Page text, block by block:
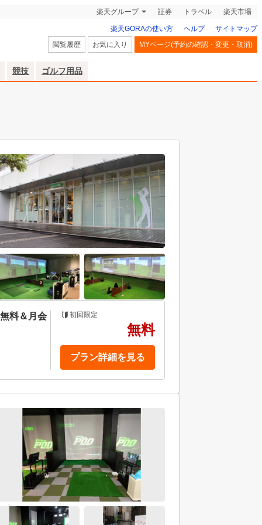
楽天グループ 証券 トラベル 楽天市場
楽天GORAの使い方 ヘルプ
サイトマップ
閲覧履歴
お気に入り MYページ(予約の確認・変更・取消)
競技 ゴルフ用品
料＆月会 初回限定
無料
プラン詳細を見る